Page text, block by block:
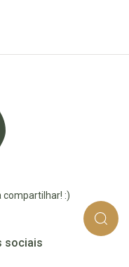
compartilhar! :)
sociais